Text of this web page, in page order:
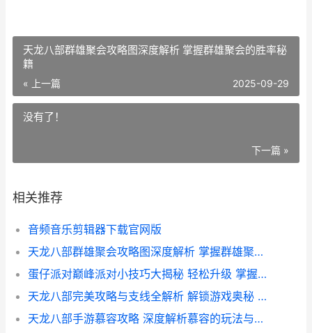
天龙八部群雄聚会攻略图深度解析 掌握群雄聚会的胜率秘
籍
« 上一篇 2025-09-29
没有了！
下一篇 »
相关推荐
音频音乐剪辑器下载官网版
天龙八部群雄聚会攻略图深度解析 掌握群雄聚会的胜率秘籍
蛋仔派对巅峰派对小技巧大揭秘 轻松升级 掌握游戏精髓
天龙八部完美攻略与支线全解析 解锁游戏奥秘 攻略秘籍大放送
天龙八部手游慕容攻略 深度解析慕容的玩法与技巧